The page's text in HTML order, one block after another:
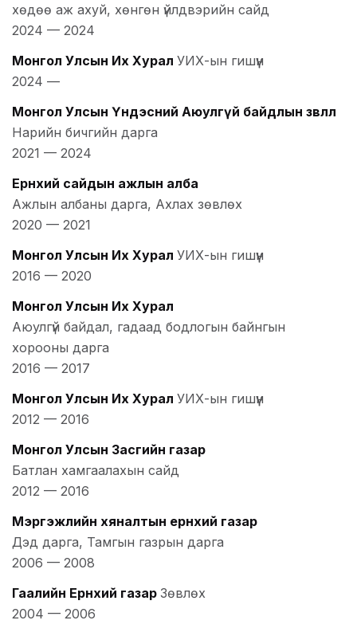
хөдөө аж ахуй, хөнгөн үйлдвэрийн сайд
2024 — 2024
Монгол Улсын Их Хурал УИХ-ын гишүүн
2024 —
Монгол Улсын Үндэсний Аюулгүй байдлын зөвлөл
Нарийн бичгийн дарга
2021 — 2024
Ерөнхий сайдын ажлын алба
Ажлын албаны дарга, Ахлах зөвлөх
2020 — 2021
Монгол Улсын Их Хурал УИХ-ын гишүүн
2016 — 2020
Монгол Улсын Их Хурал
Аюулгүй байдал, гадаад бодлогын байнгын
хорооны дарга
2016 — 2017
Монгол Улсын Их Хурал УИХ-ын гишүүн
2012 — 2016
Монгол Улсын Засгийн газар
Батлан хамгаалахын сайд
2012 — 2016
Мэргэжлийн хяналтын ерөнхий газар
Дэд дарга, Тамгын газрын дарга
2006 — 2008
Гаалийн Ерөнхий газар Зөвлөх
2004 — 2006